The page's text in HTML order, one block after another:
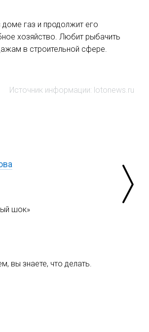
газ и продолжит его
хозяйство. Любит рыбачить
в строительной сфере.
Источник информации: lotonews.ru
шок»
вы знаете, что делать.